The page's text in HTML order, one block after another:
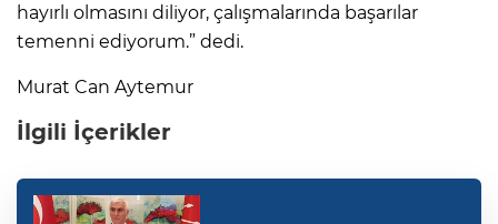
hayırlı olmasını diliyor, çalışmalarında başarılar
temenni ediyorum.” dedi.
Murat Can Aytemur
İlgili İçerikler